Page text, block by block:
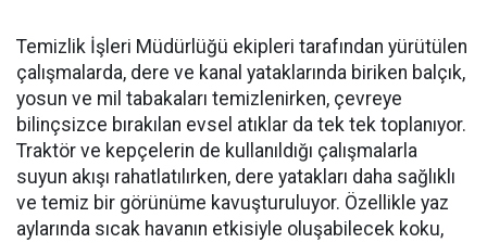
Temizlik İşleri Müdürlüğü ekipleri tarafından yürütülen
çalışmalarda, dere ve kanal yataklarında biriken balçık,
yosun ve mil tabakaları temizlenirken, çevreye
bilinçsizce bırakılan evsel atıklar da tek tek toplanıyor.
Traktör ve kepçelerin de kullanıldığı çalışmalarla
suyun akışı rahatlatılırken, dere yatakları daha sağlıklı
ve temiz bir görünüme kavuşturuluyor. Özellikle yaz
aylarında sıcak havanın etkisiyle oluşabilecek koku,